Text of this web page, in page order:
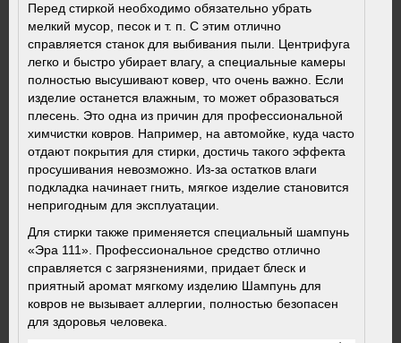
Перед стиркой необходимо обязательно убрать
мелкий мусор, песок и т. п. С этим отлично
справляется станок для выбивания пыли. Центрифуга
легко и быстро убирает влагу, а специальные камеры
полностью высушивают ковер, что очень важно. Если
изделие останется влажным, то может образоваться
плесень. Это одна из причин для профессиональной
химчистки ковров. Например, на автомойке, куда часто
отдают покрытия для стирки, достичь такого эффекта
просушивания невозможно. Из-за остатков влаги
подкладка начинает гнить, мягкое изделие становится
непригодным для эксплуатации.
Для стирки также применяется специальный шампунь
«Эра 111». Профессиональное средство отлично
справляется с загрязнениями, придает блеск и
приятный аромат мягкому изделию Шампунь для
ковров не вызывает аллергии, полностью безопасен
для здоровья человека.